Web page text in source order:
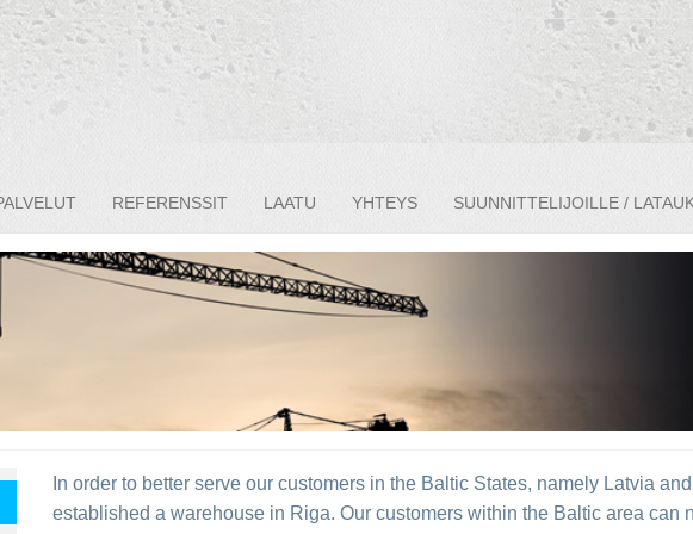
REFERENSSIT LAATU YHTEYS SUUNNITTELIJOILLE /
In order to better serve our customers in the Baltic States, namely Latvia
established a warehouse in Riga. Our customers within the Baltic area can